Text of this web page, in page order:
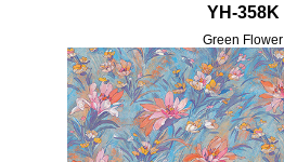
YH-358K
Green Flower